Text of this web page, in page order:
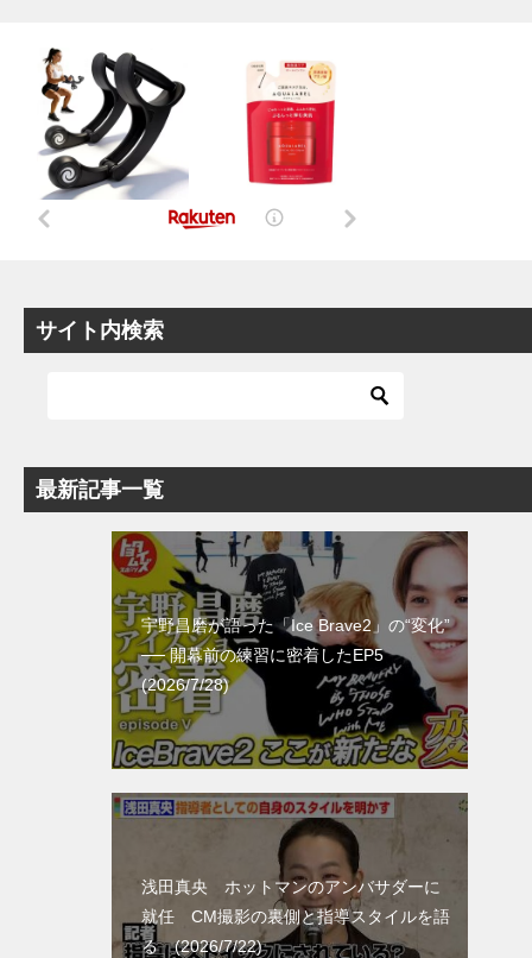
サイト内検索
最新記事一覧
宇野昌磨が語った「Ice Brave2」の“変化”
── 開幕前の練習に密着したEP5
(2026/7/28)
浅田真央 ホットマンのアンバサダーに
就任 CM撮影の裏側と指導スタイルを語
る (2026/7/22)